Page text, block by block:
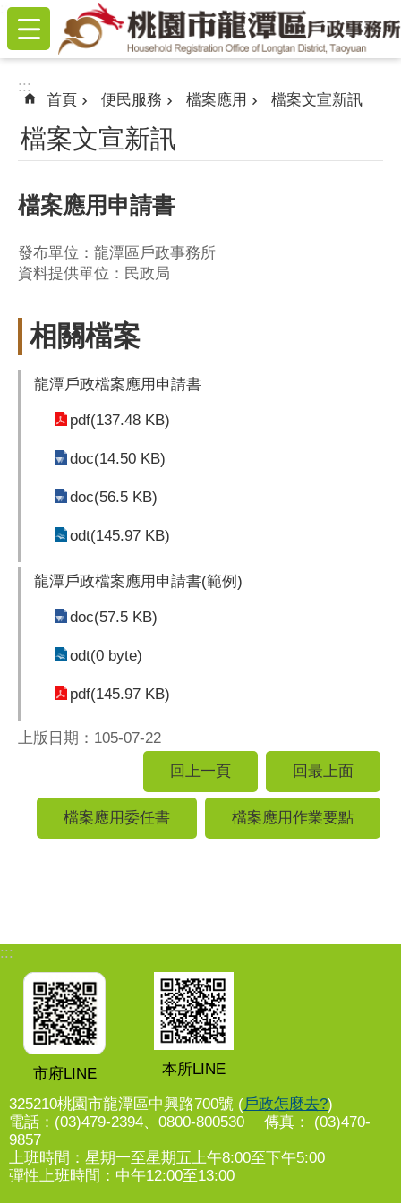
跳到主要內容區塊
:::
:::
首頁 便民服務 檔案應用 檔案文宣新訊
檔案文宣新訊
檔案應用申請書
發布單位：龍潭區戶政事務所
資料提供單位：民政局
相關檔案
龍潭戶政檔案應用申請書
pdf(137.48 KB)
doc(14.50 KB)
doc(56.5 KB)
odt(145.97 KB)
龍潭戶政檔案應用申請書(範例)
doc(57.5 KB)
odt(0 byte)
pdf(145.97 KB)
上版日期：105-07-22
回上一頁
回最上面
檔案應用委任書 檔案應用作業要點
:::
市府LINE 本所LINE
325210桃園市龍潭區中興路700號 (戶政怎麼去?)
電話：(03)479-2394、0800-800530 傳真： (03)470-
9857
上班時間：星期一至星期五上午8:00至下午5:00
彈性上班時間：中午12:00至13:00